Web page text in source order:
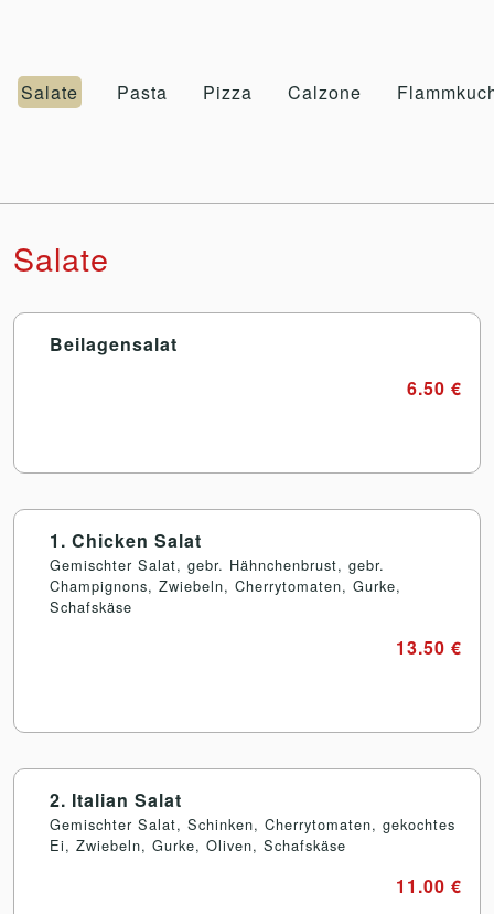
Salate Pasta Pizza Calzone
Salate
Beilagensalat
6.50 €
1. Chicken Salat
Gemischter Salat, gebr. Hähnchenbrust, gebr.
Champignons, Zwiebeln, Cherrytomaten, Gurke,
Schafskäse
13.50 €
2. Italian Salat
Gemischter Salat, Schinken, Cherrytomaten, gekochtes
Ei, Zwiebeln, Gurke, Oliven, Schafskäse
11.00 €